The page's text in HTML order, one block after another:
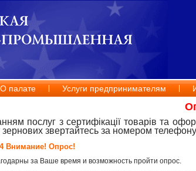
О палате Услуги предпринимателям
послуг з сертифікації товарів та
зернових звертайтесь за номером
Внимание! Опрос!
за Ваше время и возможность пройти опрос.